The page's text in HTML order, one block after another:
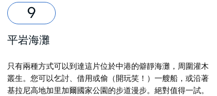
平岩海灘
只有兩種方式可以到達這片位於中港的僻靜海灘， 周圍灌木
叢生。您可以乞討、借用或偷（開玩笑！）一艘船，或沿著
基拉尼高地加里加爾國家公園的步道漫步。絕對值得一試。